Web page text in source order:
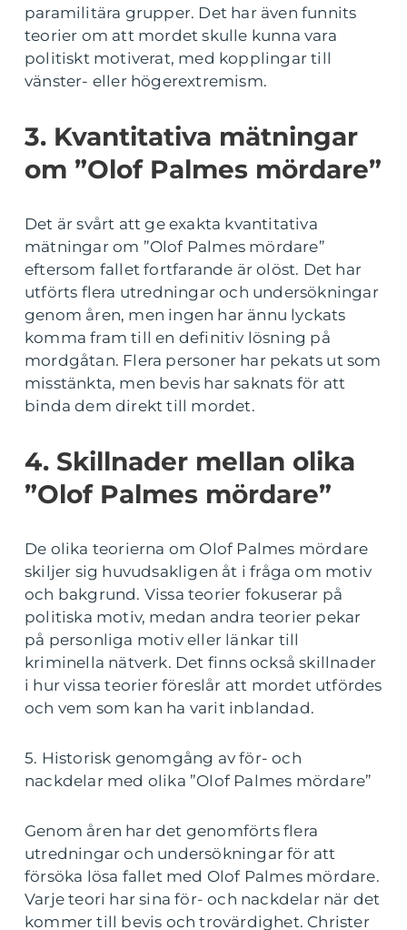
paramilitära grupper. Det har även funnits
teorier om att mordet skulle kunna vara
politiskt motiverat, med kopplingar till
vänster- eller högerextremism.
3. Kvantitativa mätningar
om ”Olof Palmes mördare”
Det är svårt att ge exakta kvantitativa
mätningar om ”Olof Palmes mördare”
eftersom fallet fortfarande är olöst. Det har
utförts flera utredningar och undersökningar
genom åren, men ingen har ännu lyckats
komma fram till en definitiv lösning på
mordgåtan. Flera personer har pekats ut som
misstänkta, men bevis har saknats för att
binda dem direkt till mordet.
4. Skillnader mellan olika
”Olof Palmes mördare”
De olika teorierna om Olof Palmes mördare
skiljer sig huvudsakligen åt i fråga om motiv
och bakgrund. Vissa teorier fokuserar på
politiska motiv, medan andra teorier pekar
på personliga motiv eller länkar till
kriminella nätverk. Det finns också skillnader
i hur vissa teorier föreslår att mordet utfördes
och vem som kan ha varit inblandad.
5. Historisk genomgång av för- och
nackdelar med olika ”Olof Palmes mördare”
Genom åren har det genomförts flera
utredningar och undersökningar för att
försöka lösa fallet med Olof Palmes mördare.
Varje teori har sina för- och nackdelar när det
kommer till bevis och trovärdighet. Christer